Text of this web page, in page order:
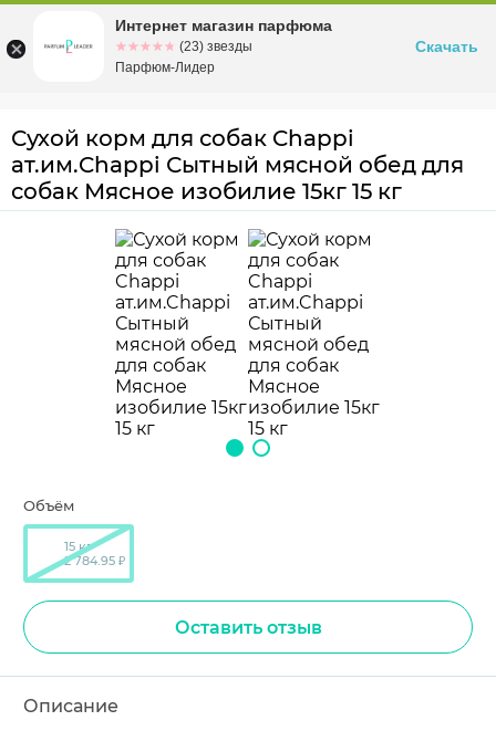
Омскул. Заозерная, 11, к. 1
Сухой корм для собак Chappi
ат.им.Chappi Сытный мясной обед для
собак Мясное изобилие 15кг 15 кг
Объём
15 кг
2 784.95 ₽
Оставить отзыв
Описание
Интернет магазин парфюма
☆☆☆☆☆
★★★★★ (23) звезды
Парфюм-Лидер
Скачать